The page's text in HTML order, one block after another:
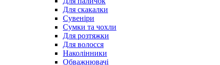
Для скакалки
Сувеніри
Сумки та чохли
Для розтяжки
Для волосся
Наколінники
Обважнювачі